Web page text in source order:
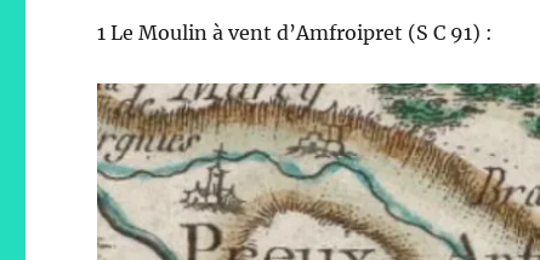
1 Le Moulin à vent d’Amfroipret (S C 91) :